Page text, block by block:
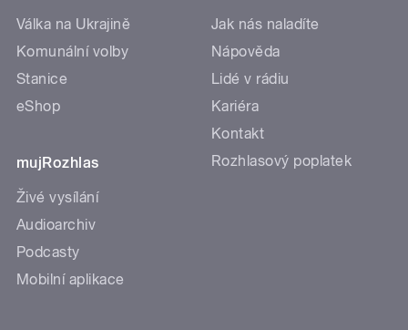
Válka na Ukrajině
Komunální volby
Stanice
eShop
mujRozhlas
Živé vysílání
Audioarchiv
Podcasty
Mobilní aplikace
Jak nás naladíte
Nápověda
Lidé v rádiu
Kariéra
Kontakt
Rozhlasový poplatek